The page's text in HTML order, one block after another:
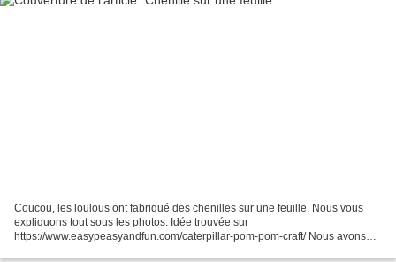
Coucou, les loulous ont fabriqué des chenilles sur une feuille. Nous vous
expliquons tout sous les photos. Idée trouvée sur
https://www.easypeasyandfun.com/caterpillar-pom-pom-craft/ Nous avons